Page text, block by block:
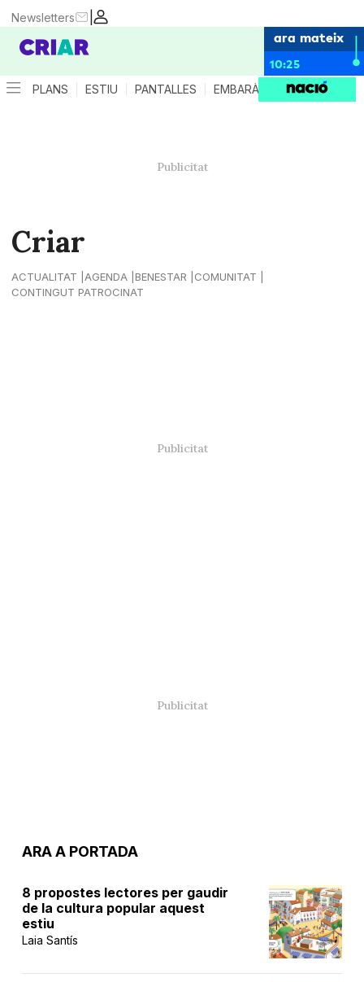
|
Newsletters
ara mateix
10:25
PLANS ESTIU PANTALLES EMBARÀS CRIANÇA
Criar
ACTUALITAT AGENDA BENESTAR
COMUNITAT
CONTINGUT PATROCINAT
ARA A PORTADA
8 propostes lectores per gaudir
de la cultura popular aquest
estiu
Laia Santís